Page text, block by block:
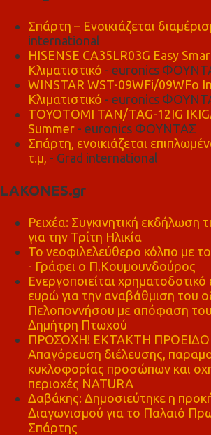
Σπάρτη – Ενοικιάζεται
international
HISENSE CA35LR03G Easy
Κλιματιστικό - euronics
WINSTAR WST-09WFi/09WFo
Κλιματιστικό - euronics
TOYOTOMI TAN/TAG-12IG
Summer - euronics ΦΟΥΝΤΑΣ
Σπάρτη, ενοικιάζεται
τ.μ, - Grad international
LAKONES.gr
Ρειχέα: Συγκινητική εκδήλωση
για την Τρίτη Ηλικία
Το νεοφιλελεύθερο κόλπο με
- Γράφει ο Π.Κουμουνδούρος
Ενεργοποιείται χρηματοδοτικό
ευρώ για την αναβάθμιση του
Πελοποννήσου με απόφαση
Δημήτρη Πτωχού
ΠΡΟΣΟΧΗ! ΕΚΤΑΚΤΗ
Απαγόρευση διέλευσης,
κυκλοφορίας προσώπων και
περιοχές NATURA
Δαβάκης: Δημοσιεύτηκε η
Διαγωνισμού για το Παλαιό
Σπάρτης